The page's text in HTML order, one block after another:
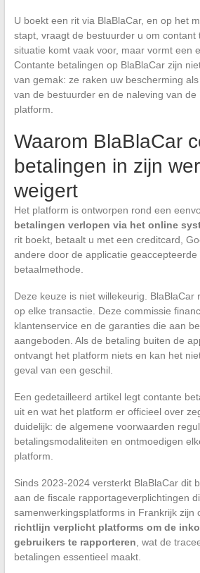
U boekt een rit via BlaBlaCar, en op het
stapt, vraagt de bestuurder u om contant
situatie komt vaak voor, maar vormt een
Contante betalingen op BlaBlaCar zijn
van gemak: ze raken uw bescherming
van de bestuurder en de naleving van de
platform.
Waarom BlaBlaCar
betalingen in zijn
weigert
Het platform is ontworpen rond een
betalingen verlopen via het online
rit boekt, betaalt u met een creditcard,
andere door de applicatie geaccepteerde
betaalmethode.
Deze keuze is niet willekeurig. BlaBlaCar
op elke transactie. Deze commissie
klantenservice en de garanties die aan
aangeboden. Als de betaling buiten de
ontvangt het platform niets en kan het
geval van een geschil.
Een gedetailleerd artikel legt contante
uit en wat het platform er officieel over
duidelijk: de algemene voorwaarden
betalingsmodaliteiten en ontmoedigen
platform.
Sinds 2023-2024 versterkt BlaBlaCar dit
aan de fiscale rapportageverplichtingen
samenwerkingsplatforms in Frankrijk zijn
richtlijn verplicht platforms om de
gebruikers te rapporteren , wat de
betalingen essentieel maakt.